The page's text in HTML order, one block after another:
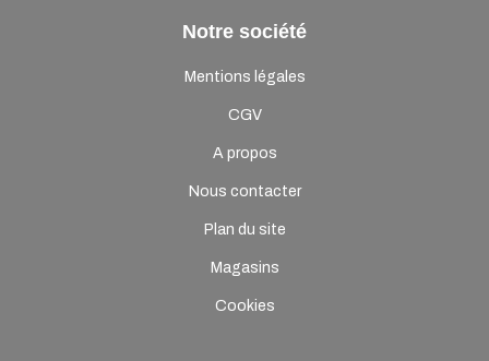
Notre société
Mentions légales
CGV
A propos
Nous contacter
Plan du site
Magasins
Cookies